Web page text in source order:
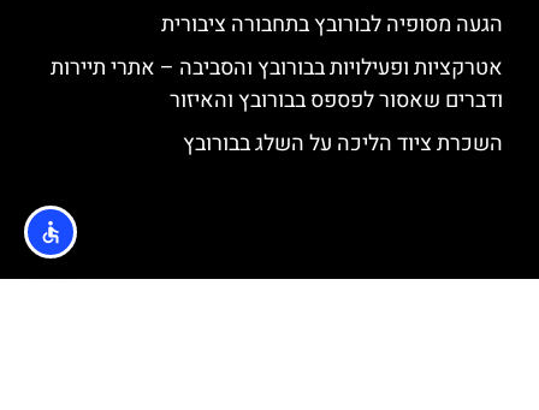
הגעה מסופיה לבורובץ בתחבורה ציבורית
אטרקציות ופעילויות בבורובץ והסביבה – אתרי תיירות
ודברים שאסור לפספס בבורובץ והאיזור
השכרת ציוד הליכה על השלג בבורובץ